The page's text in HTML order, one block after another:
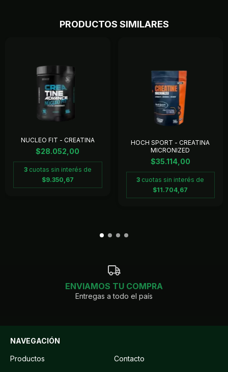
PRODUCTOS SIMILARES
NUCLEO FIT - CREATINA
$28.052,00
3 cuotas sin interés de
$9.350,67
HOCH SPORT - CREATINA
MICRONIZED
$35.114,00
3 cuotas sin interés de
$11.704,67
ENVIAMOS TU COMPRA
Entregas a todo el país
NAVEGACIÓN
Productos Contacto